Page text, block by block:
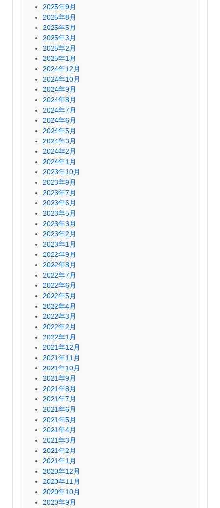
2025年9月
2025年8月
2025年5月
2025年3月
2025年2月
2025年1月
2024年12月
2024年10月
2024年9月
2024年8月
2024年7月
2024年6月
2024年5月
2024年3月
2024年2月
2024年1月
2023年10月
2023年9月
2023年7月
2023年6月
2023年5月
2023年3月
2023年2月
2023年1月
2022年9月
2022年8月
2022年7月
2022年6月
2022年5月
2022年4月
2022年3月
2022年2月
2022年1月
2021年12月
2021年11月
2021年10月
2021年9月
2021年8月
2021年7月
2021年6月
2021年5月
2021年4月
2021年3月
2021年2月
2021年1月
2020年12月
2020年11月
2020年10月
2020年9月